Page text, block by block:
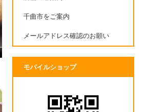
千曲市をご案内
メールアドレス確認のお願い
モバイルショップ